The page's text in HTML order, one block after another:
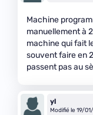
Machine
manuellement à
machine qui fait
souvent faire en
passent pas au
yl
Modifié le 19/